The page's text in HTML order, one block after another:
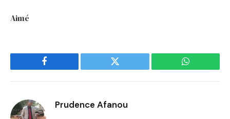
Aimé
Facebook Twitter WhatsApp
Prudence Afanou